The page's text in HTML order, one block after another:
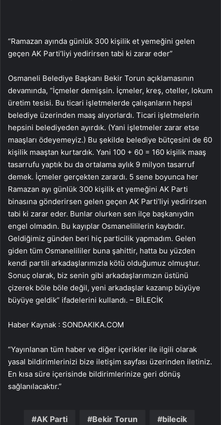
“Ramazan ayında günlük 300 kişilik et yemeğini gelen
geçen AK Parti’liyi yedirirsen tabi ki zarar eder”
Osmaneli Belediye Başkanı Bekir Torun açıklamasının
devamında, “İçmeler demişsin. İçmeler, kreş, oteller, lokum
üretim tesisi. Bu ticari işletmelerde çalışanların hepsi
belediye üzerinden maaş alıyorlardı. Ticari işletmelerin
hepsini belediyeden ayırdık. (Yani işletmeler zarar etse
maaşları ödeyemeyiz.) Bu şekilde belediye bütçesini de 60
kişilik maaştan kurtardık. Yani 100 + 60 = 160 kişilik maaş
tasarrufu yaptık bu da ortalama aylık 9 milyon tasarruf
demek. İçmeler gerçekten zarardı. 5 sene boyunca her
Ramazan ayı günlük 300 kişilik et yemeğini AK Parti
binasına gönderirsen gelen geçen AK Parti’liyi yedirirsen
tabi ki zarar eder. Bunlar olurken sen ilçe başkanıydın
engel olmadın. Bu kayıplar Osmanelililerin kaybıdır.
Geldiğimiz günden beri hiç particilik yapmadım. Gelen
giden tüm Osmanelililer buna şahittir, hatta bu yüzden
kendi partili arkadaşlarımızla kötü olduğumuz olmuştur.
Sonuç olarak, biz senin gibi arkadaşlarımızın üstünü
çizerek böle böle değil, yeni arkadaşlar kazanıp büyüye
büyüye geldik” ifadelerini kullandı. – BİLECİK
Haber Kaynak : SONDAKIKA.COM
“Yayınlanan tüm haber ve diğer içerikler ile ilgili olarak
yasal bildirimlerinizi bize iletişim sayfası üzerinden iletiniz.
En kısa süre içerisinde bildirimlerinize geri dönüş
sağlanılacaktır.”
AK Parti Bekir Torun bilecik